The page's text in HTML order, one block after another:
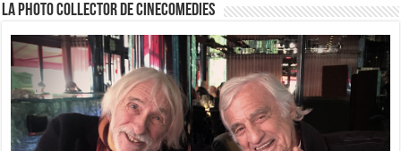
La Photo collector de CineComedies